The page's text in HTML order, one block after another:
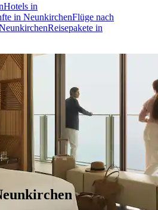
Hotels in
in NeunkirchenFlüge nach
Reisepakete in